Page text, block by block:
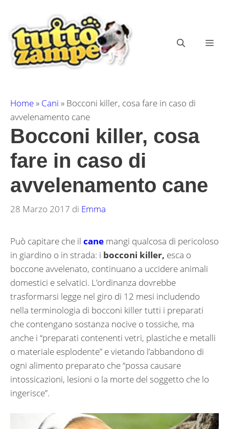
contenuto
Home» Cani » Bocconi killer, cosa fare in caso di
avvelenamento cane
Bocconi killer, cosa
fare in caso di
avvelenamento cane
28 Marzo 2017 di Emma
Può capitare che il cane mangi qualcosa di pericoloso
in giardino o in strada: i bocconi killer, esca o
boccone avvelenato, continuano a uccidere animali
domestici e selvatici. L’ordinanza dovrebbe
trasformarsi legge nel giro di 12 mesi includendo
nella terminologia di bocconi killer tutti i preparati
che contengano sostanza nocive o tossiche, ma
anche i “preparati contenenti vetri, plastiche e metalli
o materiale esplodente” e vietando l’abbandono di
ogni alimento preparato che “possa causare
intossicazioni, lesioni o la morte del soggetto che lo
ingerisce”.